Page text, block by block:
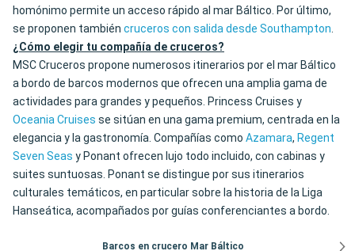
homónimo permite un acceso rápido al mar Báltico. Por último,
se proponen también cruceros con salida desde Southampton.
¿Cómo elegir tu compañía de cruceros?
MSC Cruceros propone numerosos itinerarios por el mar Báltico
a bordo de barcos modernos que ofrecen una amplia gama de
actividades para grandes y pequeños. Princess Cruises y
Oceania Cruises se sitúan en una gama premium, centrada en la
elegancia y la gastronomía. Compañías como Azamara, Regent
Seven Seas y Ponant ofrecen lujo todo incluido, con cabinas y
suites suntuosas. Ponant se distingue por sus itinerarios
culturales temáticos, en particular sobre la historia de la Liga
Hanseática, acompañados por guías conferenciantes a bordo.
Barcos en crucero Mar Báltico